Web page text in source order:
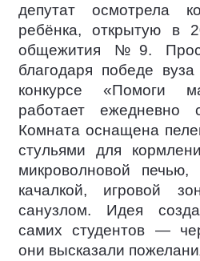
депутат осмотрела
ребёнка, открытую в
общежития №9.
благодаря победе
конкурсе «Помоги
работает
Комната оснащена
стульями для
микроволновой печью,
качалкой, игровой
санузлом. Идея
самих студентов —
они высказали